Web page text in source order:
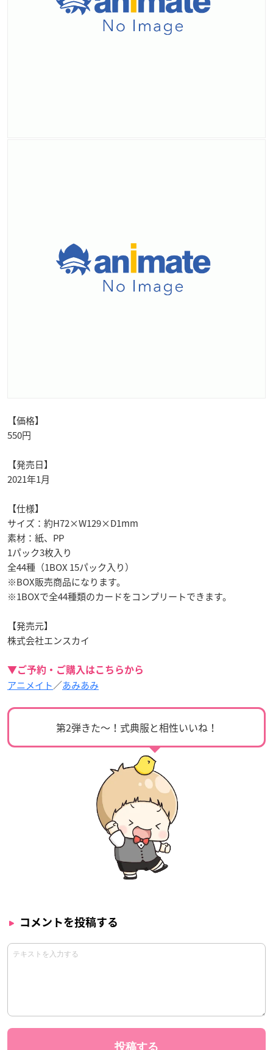
【価格】
550円
【発売日】
2021年1月
【仕様】
サイズ：約H72×W129×D1mm
素材：紙、PP
1パック3枚入り
全44種（1BOX 15パック入り）
※BOX販売商品になります。
※1BOXで全44種類のカードをコンプリートできます。
【発売元】
株式会社エンスカイ
▼ご予約・ご購入はこちらから
アニメイト／あみあみ
第2弾きた〜！式典服と相性いいね！
コメントを投稿する